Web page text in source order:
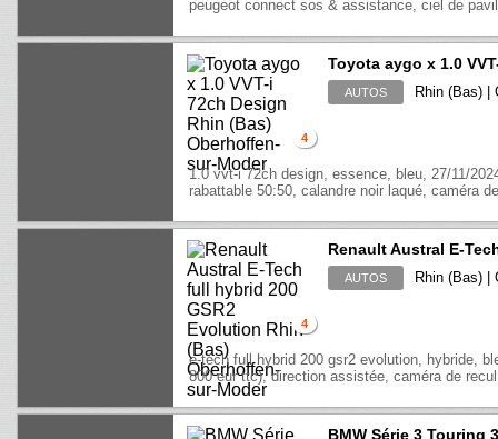
peugeot connect sos & assistance, ciel de
4
Toyota aygo x 1.0
AUTOS Rhin (Bas) |
1.0 vvt-i 72ch design, essence, bleu, 27/11/
rabattable 50:50, calandre noir laqué, caméra
4
Renault Austral E-
AUTOS Rhin (Bas) |
e-tech full hybrid 200 gsr2 evolution, hybride,
800 eur ttc), direction assistée, caméra de
BMW Série 3 Touring